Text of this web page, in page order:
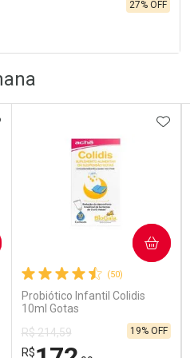
27% OFF
AOS FAVORITOS
(50)
Probiótico Infantil Colidis
10ml Gotas
R$ 214,59
R$
19% OFF
COMPRAR